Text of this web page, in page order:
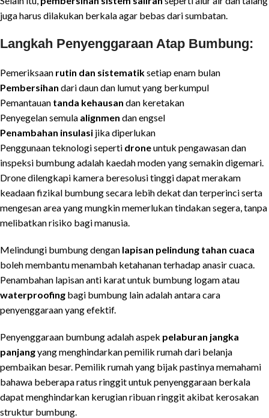
juga harus dilakukan berkala agar bebas dari sumbatan.
Langkah Penyenggaraan Atap Bumbung:
Pemeriksaan rutin dan sistematiksetiap enam bulan
Pembersihan dari daun dan lumut yang berkumpul
Pemantauan tanda kehausan dan keretakan
Penyegelan semula alignmen dan engsel
Penambahan insulasi jika diperlukan
Penggunaan teknologi seperti droneuntuk pengawasan dan
inspeksi bumbung adalah kaedah moden yang semakin digemari.
Drone dilengkapi kamera beresolusi tinggi dapat merakam
keadaan fizikal bumbung secara lebih dekat dan terperinci serta
mengesan area yang mungkin memerlukan tindakan segera, tanpa
melibatkan risiko bagi manusia.
Melindungi bumbung dengan lapisan pelindung tahan cuaca
boleh membantu menambah ketahanan terhadap anasir cuaca.
Penambahan lapisan anti karat untuk bumbung logam atau
waterproofing bagi bumbung lain adalah antara cara
penyenggaraan yang efektif.
Penyenggaraan bumbung adalah aspek pelaburan jangka
panjangyang menghindarkan pemilik rumah dari belanja
pembaikan besar. Pemilik rumah yang bijak pastinya memahami
bahawa beberapa ratus ringgit untuk penyenggaraan berkala
dapat menghindarkan kerugian ribuan ringgit akibat kerosakan
struktur bumbung.